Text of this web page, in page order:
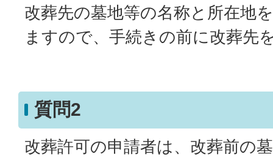
改葬先の墓地等の名称と所在地
ますので、手続きの前に改葬先
質問2
改葬許可の申請者は、改葬前の